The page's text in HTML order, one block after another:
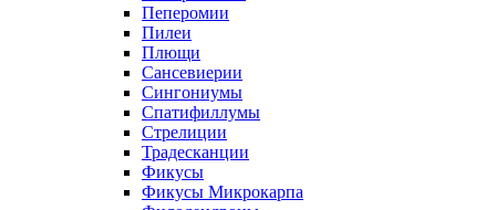
Пеперомии
Пилеи
Плющи
Сансевиерии
Сингониумы
Спатифиллумы
Стрелиции
Традесканции
Фикусы
Фикусы Микрокарпа